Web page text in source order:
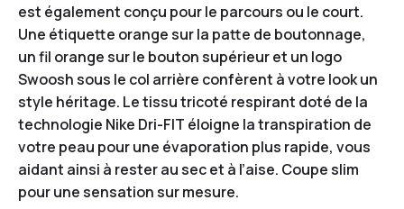
est également conçu pour le parcours ou le court.
Une étiquette orange sur la patte de boutonnage,
un fil orange sur le bouton supérieur et un logo
Swoosh sous le col arrière confèrent à votre look un
style héritage. Le tissu tricoté respirant doté de la
technologie Nike Dri-FIT éloigne la transpiration de
votre peau pour une évaporation plus rapide, vous
aidant ainsi à rester au sec et à l’aise. Coupe slim
pour une sensation sur mesure.